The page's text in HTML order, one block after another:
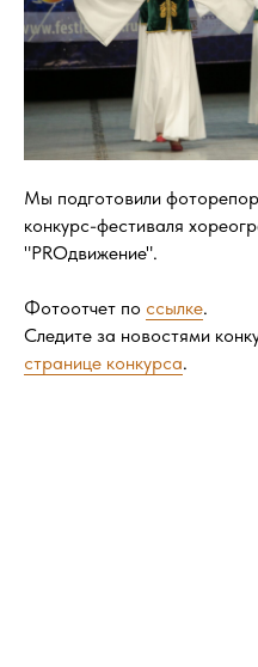
Мы подготовили
конкурс-фестиваля
"PROдвижение".
Фотоотчет по ссылке.
Следите за новостями
странице конкурса.